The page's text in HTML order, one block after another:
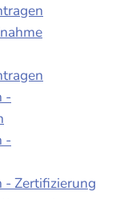
-
-
Zertifizierung